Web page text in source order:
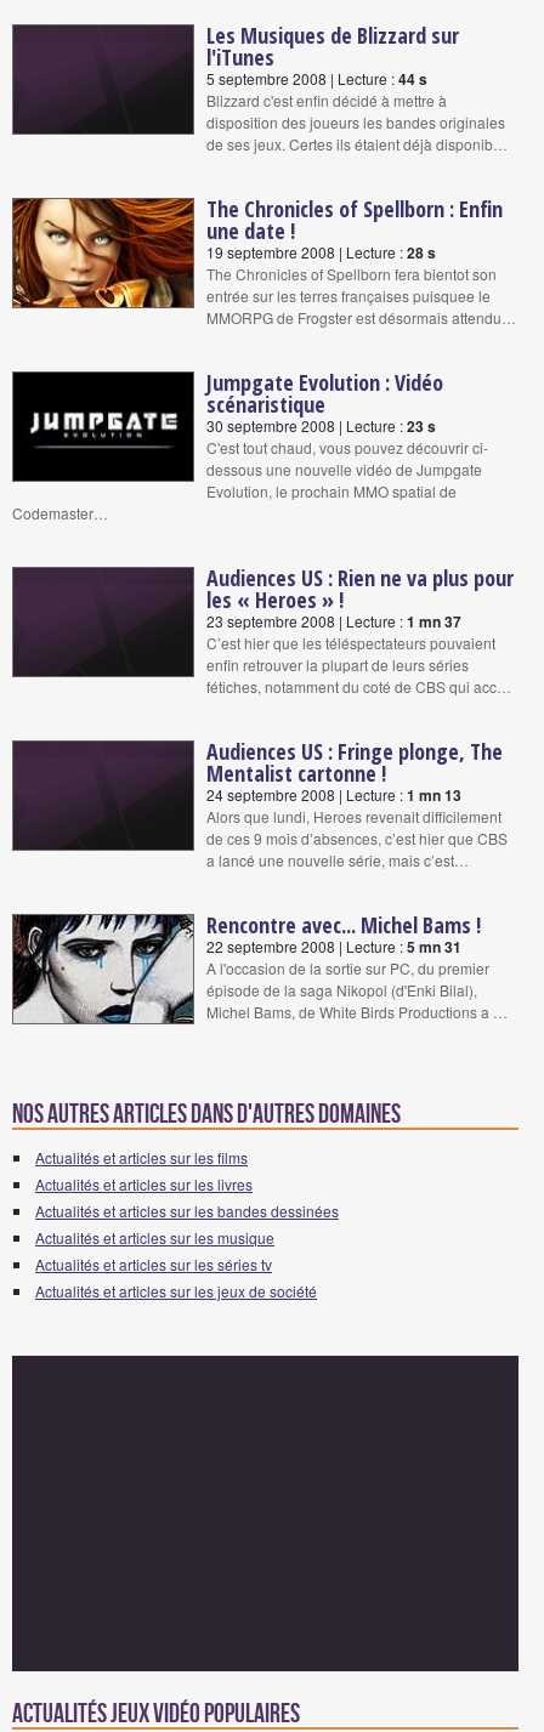
Les Musiques de Blizzard sur
l'iTunes
5 septembre 2008 | Lecture :44 s
Blizzard c'est enfin décidé à mettre à
disposition des joueurs les bandes originales
de ses jeux. Certes ils étaient déjà disponib…
The Chronicles of Spellborn : Enfin
une date !
19 septembre 2008 | Lecture :28 s
The Chronicles of Spellborn fera bientot son
entrée sur les terres françaises puisquee le
MMORPG de Frogster est désormais attendu…
Jumpgate Evolution : Vidéo
scénaristique
30 septembre 2008 | Lecture :23 s
C'est tout chaud, vous pouvez découvrir ci-
dessous une nouvelle vidéo de Jumpgate
Evolution, le prochain MMO spatial de
Codemaster…
Audiences US : Rien ne va plus pour
les « Heroes » !
23 septembre 2008 | Lecture :1 mn 37
C’est hier que les téléspectateurs pouvaient
enfin retrouver la plupart de leurs séries
fétiches, notamment du coté de CBS qui acc…
Audiences US : Fringe plonge, The
Mentalist cartonne !
24 septembre 2008 | Lecture :1 mn 13
Alors que lundi, Heroes revenait difficilement
de ces 9 mois d’absences, c’est hier que CBS
a lancé une nouvelle série, mais c’est…
Rencontre avec... Michel Bams !
22 septembre 2008 | Lecture :5 mn 31
A l'occasion de la sortie sur PC, du premier
épisode de la saga Nikopol (d'Enki Bilal),
Michel Bams, de White Birds Productions a …
Nos autres articles dans d'autres domaines
Actualités et articles sur les films
Actualités et articles sur les livres
Actualités et articles sur les bandes dessinées
Actualités et articles sur les musique
Actualités et articles sur les séries tv
Actualités et articles sur les jeux de société
Actualités Jeux vidéo populaires